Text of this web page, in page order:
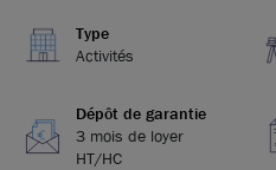
Type
Activités
Dépôt de garantie
3 mois de loyer
HT/HC